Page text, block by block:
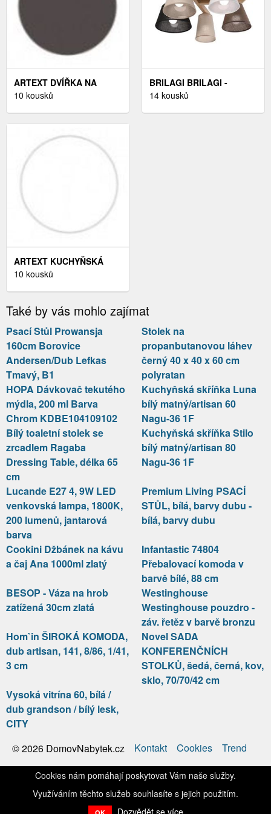
ARTEXT DVÍŘKA NA
MYČKU NÁDOBÍ BONN |
10 kousků
BRILAGI BRILAGI -
PŘISAZENÝ LUSTR
14 kousků
ARTEXT KUCHYŇSKÁ
SKŘÍŇKA HORNÍ ROHOVÁ
10 kousků
Také by vás mohlo zajímat
Psací Stůl Prowansja
160cm Borovice
Andersen/Dub Lefkas
Tmavý, B1
Stolek na
propanbutanovou láhev
černý 40 x 40 x 60 cm
polyratan
HOPA Dávkovač tekutého
mýdla, 200 ml Barva
Chrom KDBE104109102
Kuchyňská skříňka Luna
bílý matný/artisan 60
Nagu-36 1F
Bílý toaletní stolek se
zrcadlem Ragaba
Dressing Table, délka 65
cm
Kuchyňská skříňka Stilo
bílý matný/artisan 80
Nagu-36 1F
Lucande E27 4, 9W LED
venkovská lampa, 1800K,
200 lumenů, jantarová
barva
Premium Living PSACÍ
STŮL, bílá, barvy dubu -
bílá, barvy dubu
Cookini Džbánek na kávu
a čaj Ana 1000ml zlatý
Infantastic 74804
Přebalovací komoda v
barvě bílé, 88 cm
BESOP - Váza na hrob
zatížená 30cm zlatá
Westinghouse
Westinghouse pouzdro -
záv. řetěz v barvě bronzu
Hom`in ŠIROKÁ KOMODA,
dub artisan, 141, 8/86, 1/41,
3 cm
Novel SADA
KONFERENČNÍCH
STOLKŮ, šedá, černá, kov,
sklo, 70/70/42 cm
Vysoká vitrína 60, bílá /
dub grandson / bílý lesk,
CITY
© 2026 DomovNabytek.cz
Kontakt Cookies Trend
Cookies nám pomáhají poskytovat Vám naše služby.
Využíváním těchto služeb souhlasíte s jejich použitím.
Dozvědět se více